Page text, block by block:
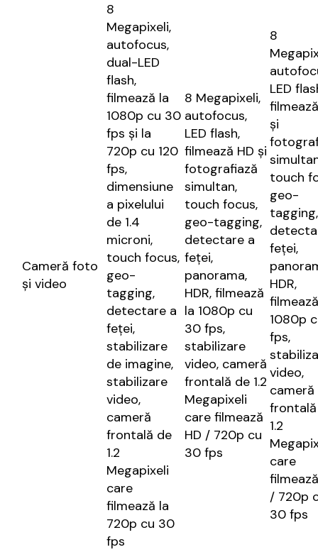
Cameră foto
și video
8
Megapixeli,
autofocus,
dual-LED
flash,
filmează la
1080p cu 30
fps și la
720p cu 120
fps,
dimensiune
a pixelului
de 1.4
microni,
touch focus,
geo-
tagging,
detectare a
feței,
stabilizare
de imagine,
stabilizare
video,
cameră
frontală de
1.2
Megapixeli
care
filmează la
720p cu 30
fps
8 Megapixeli,
autofocus,
LED flash,
filmează HD și
fotografiază
simultan,
touch focus,
geo-tagging,
detectare a
feței,
panorama,
HDR, filmează
la 1080p cu
30 fps,
stabilizare
video, cameră
frontală de 1.2
Megapixeli
care filmează
HD / 720p cu
30 fps
8
LED
și
touch
geo-
tagging,
feței,
HDR,
1080p
fps,
video,
cameră
1.2
care
/ 720p
30 fps